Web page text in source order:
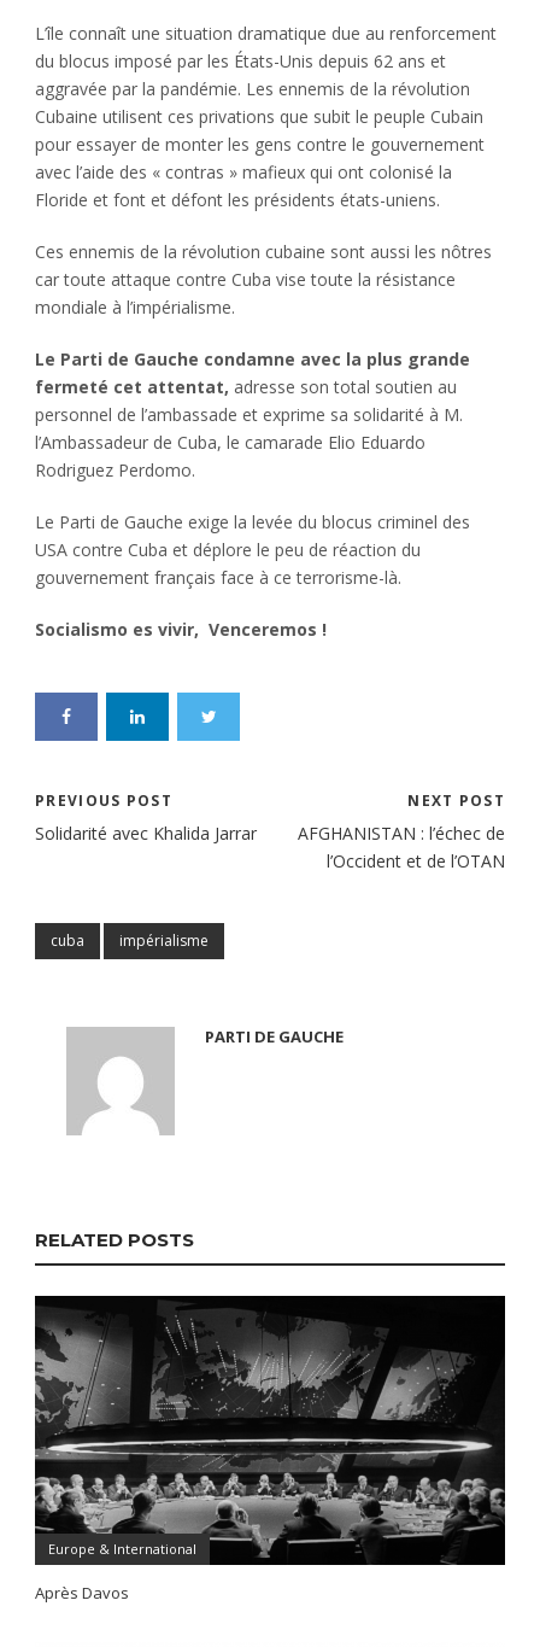
L’île connaît une situation dramatique due au renforcement
du blocus imposé par les États-Unis depuis 62 ans et
aggravée par la pandémie. Les ennemis de la révolution
Cubaine utilisent ces privations que subit le peuple Cubain
pour essayer de monter les gens contre le gouvernement
avec l’aide des « contras » mafieux qui ont colonisé la
Floride et font et défont les présidents états-uniens.
Ces ennemis de la révolution cubaine sont aussi les nôtres
car toute attaque contre Cuba vise toute la résistance
mondiale à l’impérialisme.
Le Parti de Gauche condamne avec la plus grande
fermeté cet attentat, adresse son total soutien au
personnel de l’ambassade et exprime sa solidarité à M.
l’Ambassadeur de Cuba, le camarade Elio Eduardo
Rodriguez Perdomo.
Le Parti de Gauche exige la levée du blocus criminel des
USA contre Cuba et déplore le peu de réaction du
gouvernement français face à ce terrorisme-là.
Socialismo es vivir, Venceremos !
PREVIOUS POST
Solidarité avec Khalida Jarrar
NEXT POST
AFGHANISTAN : l’échec de
l’Occident et de l’OTAN
cuba impérialisme
PARTI DE GAUCHE
RELATED POSTS
Europe & International
Après Davos